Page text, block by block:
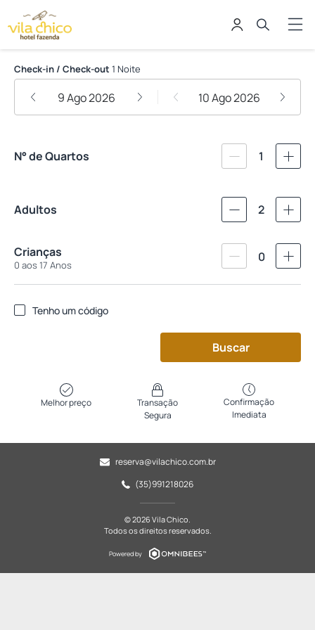
Vila Chico
Check-in / Check-out 1 Noite
9 Ago 2026 10 Ago 2026
N° de Quartos 1
Adultos 2
Crianças
0 aos 17 Anos
0
Tenho um código
Buscar
Melhor preço
Transação
Segura
Confirmação
Imediata
reserva@vilachico.com.br
(35)991218026
© 2026 Vila Chico.
Todos os direitos reservados.
Powered by